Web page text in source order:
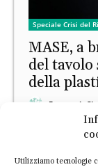
Utilizziamo tecnologie
Speciale Crisi del
MASE, a
del tavolo
della